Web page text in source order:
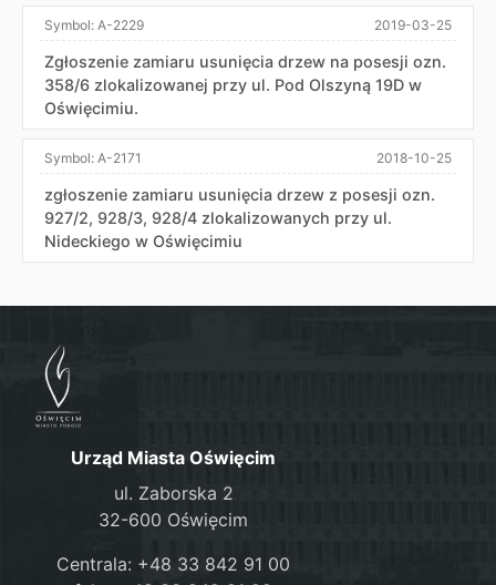
Symbol: A-2229 2019-03-25
Zgłoszenie zamiaru usunięcia drzew na posesji ozn.
358/6 zlokalizowanej przy ul. Pod Olszyną 19D w
Oświęcimiu.
Symbol: A-2171 2018-10-25
zgłoszenie zamiaru usunięcia drzew z posesji ozn.
927/2, 928/3, 928/4 zlokalizowanych przy ul.
Nideckiego w Oświęcimiu
Urząd Miasta Oświęcim
ul. Zaborska 2
32-600 Oświęcim
Centrala: +48 33 842 91 00